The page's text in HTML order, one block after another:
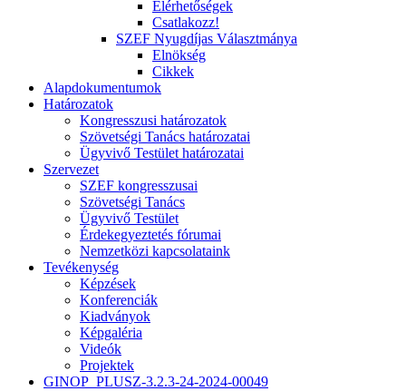
Elérhetőségek
Csatlakozz!
SZEF Nyugdíjas Választmánya
Elnökség
Cikkek
Alapdokumentumok
Határozatok
Kongresszusi határozatok
Szövetségi Tanács határozatai
Ügyvivő Testület határozatai
Szervezet
SZEF kongresszusai
Szövetségi Tanács
Ügyvivő Testület
Érdekegyeztetés fórumai
Nemzetközi kapcsolataink
Tevékenység
Képzések
Konferenciák
Kiadványok
Képgaléria
Videók
Projektek
GINOP_PLUSZ-3.2.3-24-2024-00049